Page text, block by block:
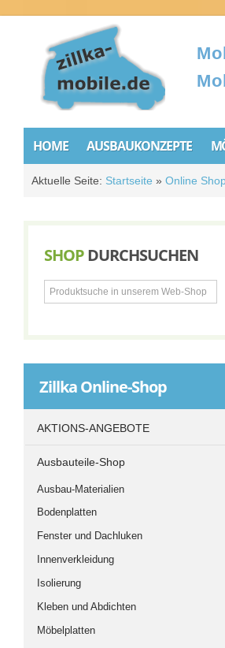
HOME AUSBAUKONZEPTE
Aktuelle Seite: Startseite » Online
SHOPDURCHSUCHEN
ZillkaOnline-Shop
AKTIONS-ANGEBOTE
Ausbauteile-Shop
Ausbau-Materialien
Bodenplatten
Fenster und Dachluken
Innenverkleidung
Isolierung
Kleben und Abdichten
Möbelplatten